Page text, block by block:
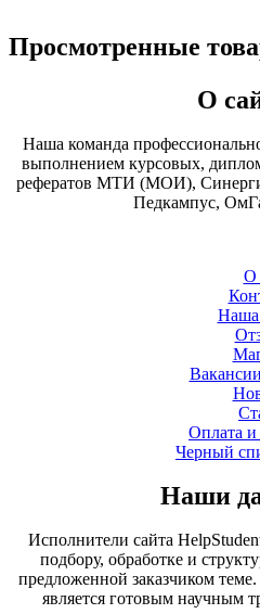
Просмотренные
О
Наша команда
выполнением курсовых,
рефератов МТИ (МОИ),
Педкампус,
О
Наша
Оплата и
Черный
Наши
Исполнители сайта
подбору, обработке и
предложенной заказчиком
является готовым научным